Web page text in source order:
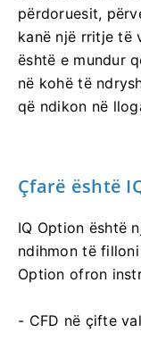
përdoruesit,
kanë një rritje të
është e mundur
në kohë të
që ndikon në
Çfarë është
IQ Option është
ndihmon të
Option ofron
- CFD në çifte